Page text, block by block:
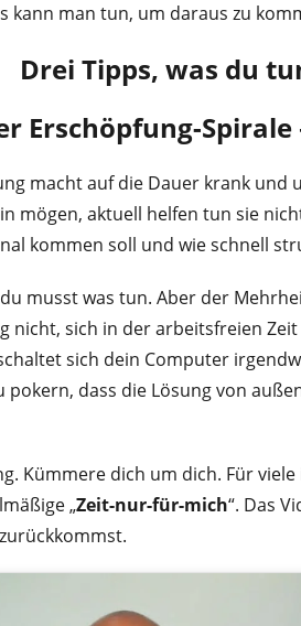
kann man tun, um daraus zu
Drei Tipps, was du
Erschöpfung-
macht auf die Dauer krank und
mögen, aktuell helfen tun sie
kommen soll und wie schnell
musst was tun. Aber der
nicht, sich in der arbeitsfreien
sich dein Computer
pokern, dass die Lösung von
Kümmere dich um dich. Für
„Zeit-nur-für-mich“. Das